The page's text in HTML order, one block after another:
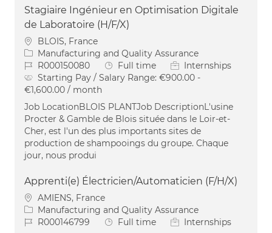
Stagiaire Ingénieur en Optimisation Digitale
de Laboratoire (H/F/X)
Location
BLOIS, France
Category
Manufacturing and Quality Assurance
Job IdR000150080 Job Type
Full time
Internships
Starting Pay / Salary Range: €900.00 -
€1,600.00 / month
Job LocationBLOIS PLANTJob DescriptionL'usine
Procter & Gamble de Blois située dans le Loir-et-
Cher, est l'un des plus importants sites de
production de shampooings du groupe. Chaque
jour, nous produi
Apprenti(e) Électricien/Automaticien (F/H/X)
Location
AMIENS, France
Category
Manufacturing and Quality Assurance
Job IdR000146799 Job Type
Full time
Internships